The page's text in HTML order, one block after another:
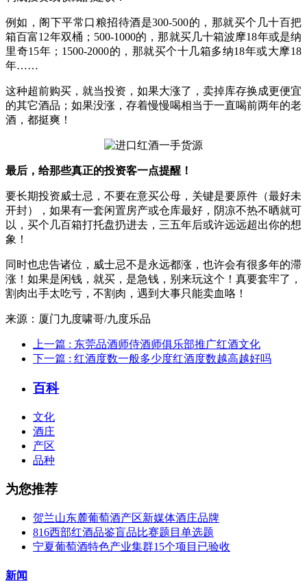
例如，阁下平常口粮招待酒是300-500的，那就买个几十百把
箱百富12年双桶；500-1000的，那就买几十箱波摩18年或是纳
里奇15年；1500-2000的，那就买个十几箱多纳18年或大摩18
年……
这种超前购买，就当投资，如果大涨了，卖掉库存换成更便宜
的其它酒品；如果没涨，存着慢慢喝相当于一直喝前两年的老
酒，都挺爽！
最后，给那些真正的投资客一点提醒！
要长期投资威士忌， 不要在意买公母，关键是要原件（最好未
开封）
，如果有一套闲置房产或仓库最好，阴凉不热不晒就可
以，买个几百箱打托盘扔进去，三五年后或许远远超出你的想
象！
同时也忠告诸位，威士忌不是永远都涨，也许会有很多年的滞
涨！如果是闲钱，就买，是急钱，别来玩这个！真要套牢了，
割肉出手太吃亏，不割肉，遇到大事只能卖血咯！
来源：厦门九度啸哥/九度乐品
上一篇 : 东莞品酒师侍酒师俱乐部推广红酒文化
下一篇 : 红酒度数一般多少度红酒度数越高越好吗
百科
文化
酒庄
产区
品种
为您推荐
贺兰山东麓葡萄酒产区新媒体酒庄品牌
816西部红酒品鉴盲品比赛题目单选题
宁夏葡萄酒特色产业集群15个项目已验收
新闻